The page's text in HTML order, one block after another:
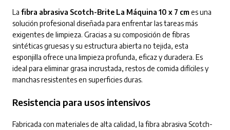
La fibra abrasiva Scotch-Brite La Máquina 10 x 7 cmes una
solución profesional diseñada para enfrentar las tareas más
exigentes de limpieza. Gracias a su composición de fibras
sintéticas gruesas y su estructura abierta no tejida, esta
esponjilla ofrece una limpieza profunda, eficaz y duradera. Es
ideal para eliminar grasa incrustada, restos de comida difíciles y
manchas resistentes en superficies duras.
Resistencia para usos intensivos
Fabricada con materiales de alta calidad, la fibra abrasiva Scotch-